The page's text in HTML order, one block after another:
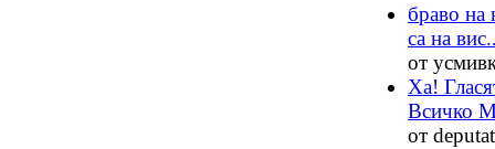
браво на
са на
от
Ха!
Всичко
от